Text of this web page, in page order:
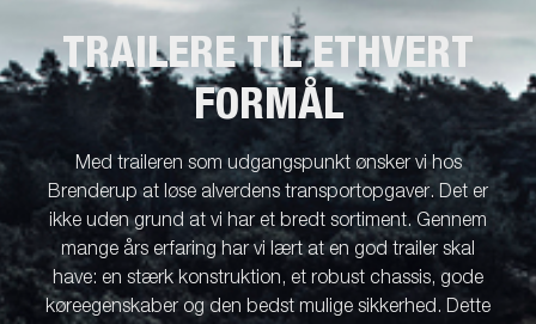
TRAILERE TIL ETHVERT
FORMÅL
Med traileren som udgangspunkt ønsker vi hos
Brenderup at løse alverdens transportopgaver. Det er
ikke uden grund at vi har et bredt sortiment. Gennem
mange års erfaring har vi lært at en god trailer skal
have: en stærk konstruktion, et robust chassis, gode
køreegenskaber og den bedst mulige sikkerhed. Dette